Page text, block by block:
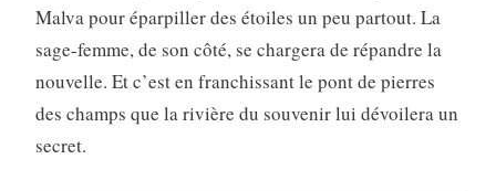
Malva pour éparpiller des étoiles un peu partout. La
sage-femme, de son côté, se chargera de répandre la
nouvelle. Et c’est en franchissant le pont de pierres
des champs que la rivière du souvenir lui dévoilera un
secret.